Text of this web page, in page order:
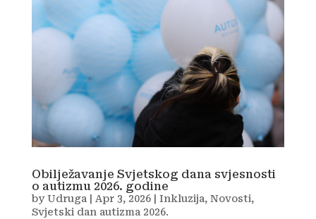
Obilježavanje Svjetskog dana svjesnosti
o autizmu 2026. godine
byUdruga| Apr 3, 2026| Inkluzija, Novosti,
Svjetski dan autizma 2026.